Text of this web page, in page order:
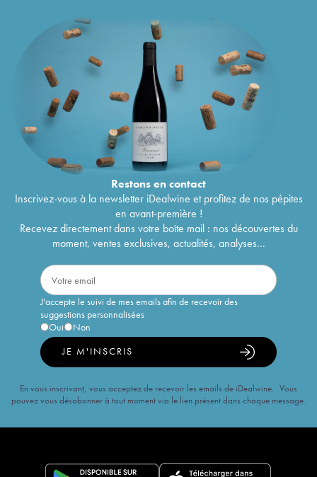
Restons encontact
Inscrivez-vous à la newsletter iDealwine et profitez de nos pépites
en avant-première !
Recevez directement dans votre boîte mail : nos découvertes du
moment, ventes exclusives, actualités, analyses...
J'accepte le suivi de mes emails afin de recevoir des
suggestions personnalisées
Oui
Non
JE M'INSCRIS
En vous inscrivant, vous acceptez de recevoir les emails de iDealwine. Vous
pouvez vous désabonner à tout moment via le lien présent dans chaque message.